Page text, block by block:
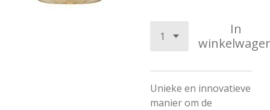
In
Unieke en innovatieve
manier om de